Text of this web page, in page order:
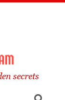
secrets